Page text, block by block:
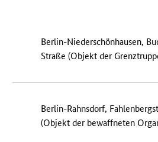
Berlin-Niederschönhausen,
Straße (Objekt der
Berlin-Rahnsdorf,
(Objekt der bewaffneten